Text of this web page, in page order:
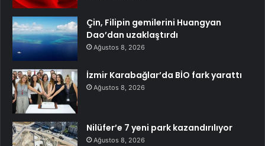
Çin, Filipin gemilerini Huangyan
Dao’dan uzaklaştırdı
Ağustos 8, 2026
İzmir Karabağlar’da BİO fark yarattı
Ağustos 8, 2026
Nilüfer’e 7 yeni park kazandırılıyor
Ağustos 8, 2026